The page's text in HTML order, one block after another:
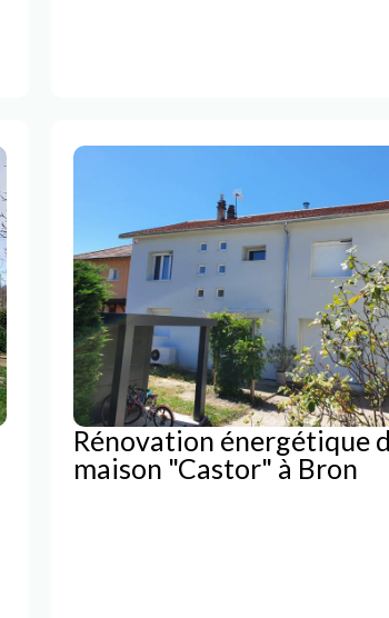
Rénovation énergétique
maison "Castor" à Bron